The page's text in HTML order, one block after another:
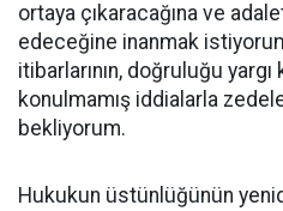
ortaya çıkaracağına ve
edeceğine inanmak
itibarlarının, doğruluğu yargı
konulmamış iddialarla
bekliyorum.
Hukukun üstünlüğünün